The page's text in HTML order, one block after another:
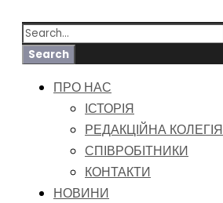
ПРО НАС
ІСТОРІЯ
РЕДАКЦІЙНА КОЛЕГІЯ
СПІВРОБІТНИКИ
КОНТАКТИ
НОВИНИ